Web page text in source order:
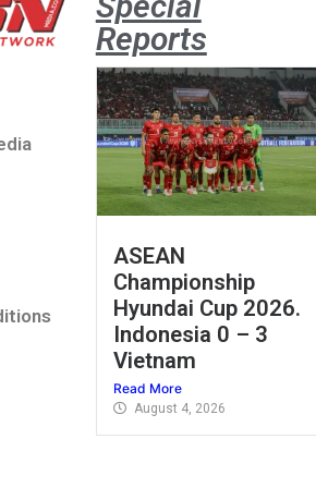
Reports
ASEAN
Championship
Hyundai Cup 2026.
Indonesia 0 – 3
Vietnam
Read More
August 4, 2026